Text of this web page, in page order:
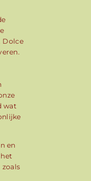
Dolce
wat
en